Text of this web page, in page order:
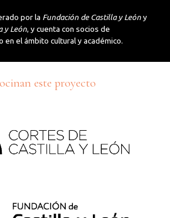
por la Fundación de Castilla y Leóny
y León, y cuenta con socios de
el ámbito cultural y académico.
este proyecto